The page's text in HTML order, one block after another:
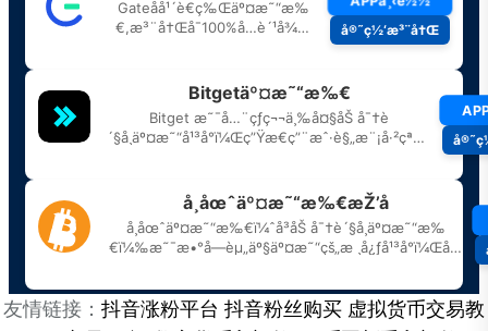
友情链接： 抖音涨粉平台 抖音粉丝购买虚拟货币交易教